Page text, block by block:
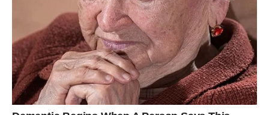
Kejti Peri je, pored svemirskog leta, podložna kritikama i zbog
svoje turneje, koja je inspirisana popularnim filmovima kao što
su “Petog elementa” i “Blade Runner”. Ova estetika, iako
intrigantna, izazvala je sumnje kod nekih kritičara koji je
nazivaju previše komercijalnom i površnom. “Raketa ‘Nju
šepard’, koju je proizvela kompanija milijardera Džefa Bezosa,
sletela je nazad na Zemlju posle 11 minuta svemirskog leta,”